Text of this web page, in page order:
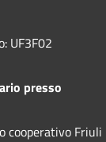
UF3F02
presso
cooperativo Friuli